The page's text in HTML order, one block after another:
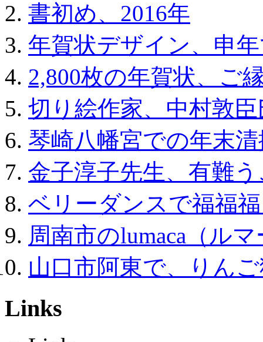
書初め、2016年
年賀状デザイン、申
2,800枚の年賀状、ご
切り絵作家、中村敦臣
琴崎八幡宮での年末
金子淳子先生、有難
ベリーダンスで福福
周南市のlumaca（ル
山口市阿東で、りん
Links